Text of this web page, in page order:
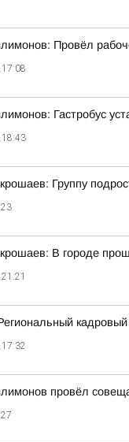
Провёл
17:08
Гастробус
18:43
Группу
В городе
17:32
провёл